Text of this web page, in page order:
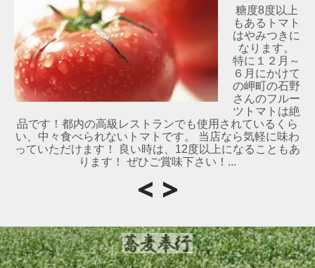
糖度8度以上
もあるトマト
はやみつきに
なります。
特に１２月～
６月にかけて
の岬町の石野
さんのフルー
ツトマトは絶
品です！都内の高級レストランでも使用されているくら
い、中々食べられないトマトです。 当店なら気軽に味わ
っていただけます！ 良い時は、12度以上になることもあ
ります！ ぜひご賞味下さい！...